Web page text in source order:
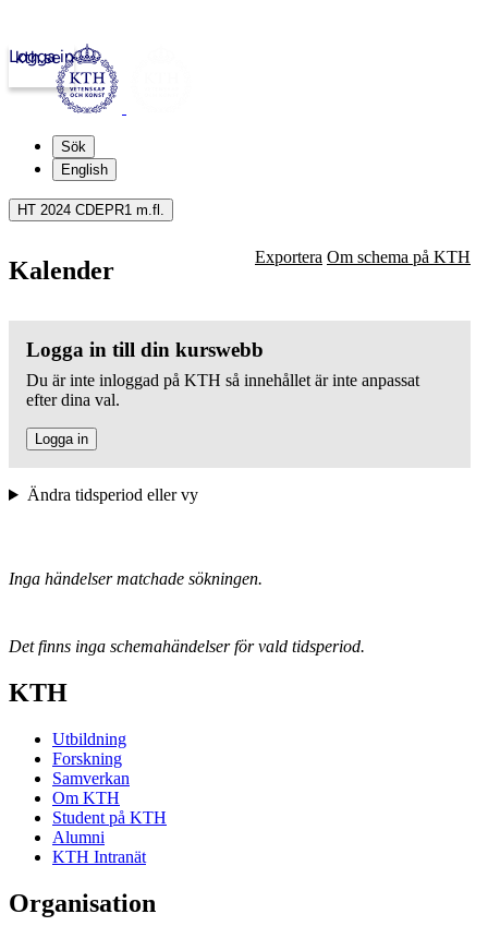
kth.se
Logga in
Sök
English
HT 2024 CDEPR1 m.fl.
Kalender Exportera Om schema på KTH
Logga in till din kurswebb
Du är inte inloggad på KTH så innehållet är inte anpassat
efter dina val.
Logga in
Ändra tidsperiod eller vy
Inga händelser matchade sökningen.
Det finns inga schemahändelser för vald tidsperiod.
KTH
Utbildning
Forskning
Samverkan
Om KTH
Student på KTH
Alumni
KTH Intranät
Organisation